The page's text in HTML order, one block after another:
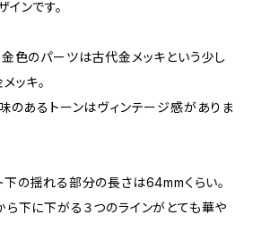
ンです。
色のパーツは古代金メッキという少し
ッキ。
のあるトーンはヴィンテージ感がありま
の揺れる部分の長さは64mmくらい。
下に下がる３つのラインがとても華や